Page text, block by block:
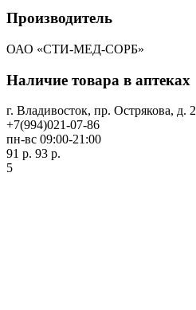
Производитель
ОАО «СТИ-МЕД-СОРБ»
Наличие товара в аптеках
г. Владивосток, пр. Острякова, д. 2
+7(994)021-07-86
пн-вс 09:00-21:00
91 р. 93 р.
5